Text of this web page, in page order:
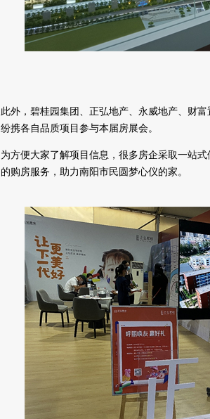
此外，碧桂园集团、正弘地产、永威地产、财
纷携各自品质项目参与本届房展会。
为方便大家了解项目信息，很多房企采取一站
的购房服务，助力南阳市民圆梦心仪的家。